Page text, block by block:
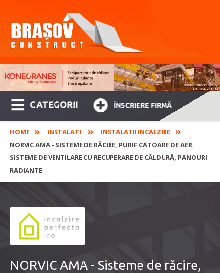
CATEGORII ÎNSCRIERE FIRMĂ
HOME INSTALATII
INSTALATII INCALZIRE
NORVIC AMA - SISTEME DE RĂCIRE, PURIFICATOARE DE AER,
SISTEME DE VENTILARE CU RECUPERARE DE CĂLDURĂ, PANOURI
RADIANTE
NORVIC AMA - Sisteme de răcire,